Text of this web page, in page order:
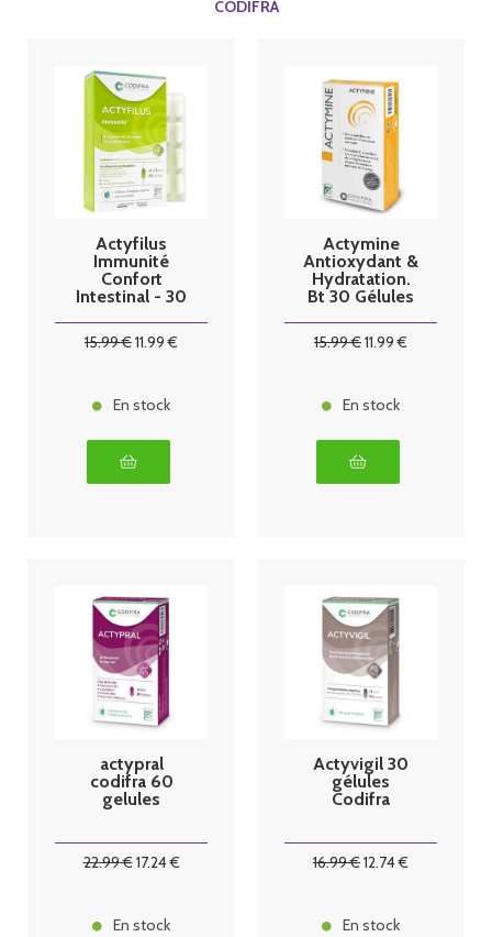
CODIFRA
Actyfilus
Immunité
Confort
Intestinal - 30
15.99€11.99 €
En stock
Actymine
Antioxydant &
Hydratation.
Bt 30 Gélules
15.99€11.99 €
En stock
actypral
codifra 60
gelules
22.99€17.24€
En stock
Actyvigil 30
gélules
Codifra
16.99€12.74€
En stock